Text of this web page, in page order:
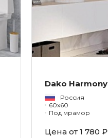
Dako Harmony
Россия
60x60
Под мрамор
Цена от 1 780 ₽